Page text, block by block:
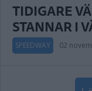
TIDIGARE
STANNAR I
SPEEDWAY 02